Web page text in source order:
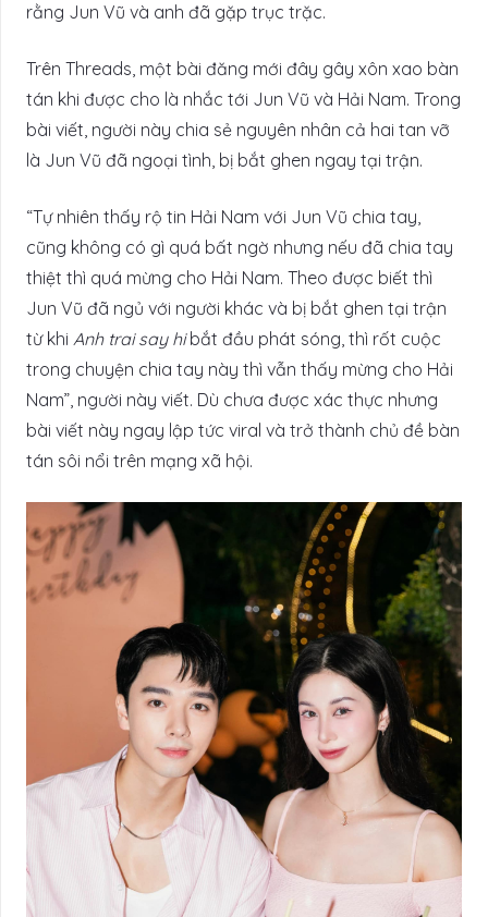
rằng Jun Vũ và anh đã gặp trục trặc.
Trên Threads, một bài đăng mới đây gây xôn xao bàn
tán khi được cho là nhắc tới Jun Vũ và Hải Nam. Trong
bài viết, người này chia sẻ nguyên nhân cả hai tan vỡ
là Jun Vũ đã ngoại tình, bị bắt ghen ngay tại trận.
“Tự nhiên thấy rộ tin Hải Nam với Jun Vũ chia tay,
cũng không có gì quá bất ngờ nhưng nếu đã chia tay
thiệt thì quá mừng cho Hải Nam. Theo được biết thì
Jun Vũ đã ngủ với người khác và bị bắt ghen tại trận
từ khi Anh trai say hibắt đầu phát sóng, thì rốt cuộc
trong chuyện chia tay này thì vẫn thấy mừng cho Hải
Nam”, người này viết. Dù chưa được xác thực nhưng
bài viết này ngay lập tức viral và trở thành chủ đề bàn
tán sôi nổi trên mạng xã hội.